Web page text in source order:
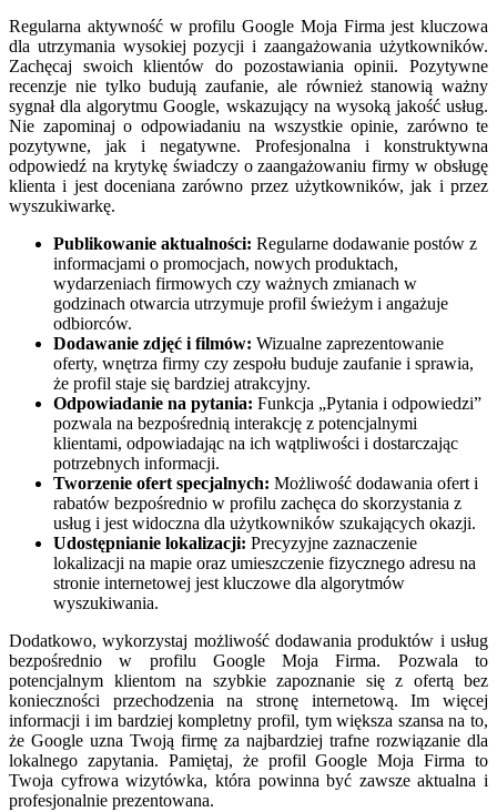
Regularna aktywność w profilu Google Moja Firma jest kluczowa
dla utrzymania wysokiej pozycji i zaangażowania użytkowników.
Zachęcaj swoich klientów do pozostawiania opinii. Pozytywne
recenzje nie tylko budują zaufanie, ale również stanowią ważny
sygnał dla algorytmu Google, wskazujący na wysoką jakość usług.
Nie zapominaj o odpowiadaniu na wszystkie opinie, zarówno te
pozytywne, jak i negatywne. Profesjonalna i konstruktywna
odpowiedź na krytykę świadczy o zaangażowaniu firmy w obsługę
klienta i jest doceniana zarówno przez użytkowników, jak i przez
wyszukiwarkę.
Publikowanie aktualności: Regularne dodawanie postów z
informacjami o promocjach, nowych produktach,
wydarzeniach firmowych czy ważnych zmianach w
godzinach otwarcia utrzymuje profil świeżym i angażuje
odbiorców.
Dodawanie zdjęć i filmów: Wizualne zaprezentowanie
oferty, wnętrza firmy czy zespołu buduje zaufanie i sprawia,
że profil staje się bardziej atrakcyjny.
Odpowiadanie na pytania: Funkcja „Pytania i odpowiedzi”
pozwala na bezpośrednią interakcję z potencjalnymi
klientami, odpowiadając na ich wątpliwości i dostarczając
potrzebnych informacji.
Tworzenie ofert specjalnych: Możliwość dodawania ofert i
rabatów bezpośrednio w profilu zachęca do skorzystania z
usług i jest widoczna dla użytkowników szukających okazji.
Udostępnianie lokalizacji: Precyzyjne zaznaczenie
lokalizacji na mapie oraz umieszczenie fizycznego adresu na
stronie internetowej jest kluczowe dla algorytmów
wyszukiwania.
Dodatkowo, wykorzystaj możliwość dodawania produktów i usług
bezpośrednio w profilu Google Moja Firma. Pozwala to
potencjalnym klientom na szybkie zapoznanie się z ofertą bez
konieczności przechodzenia na stronę internetową. Im więcej
informacji i im bardziej kompletny profil, tym większa szansa na to,
że Google uzna Twoją firmę za najbardziej trafne rozwiązanie dla
lokalnego zapytania. Pamiętaj, że profil Google Moja Firma to
Twoja cyfrowa wizytówka, która powinna być zawsze aktualna i
profesjonalnie prezentowana.